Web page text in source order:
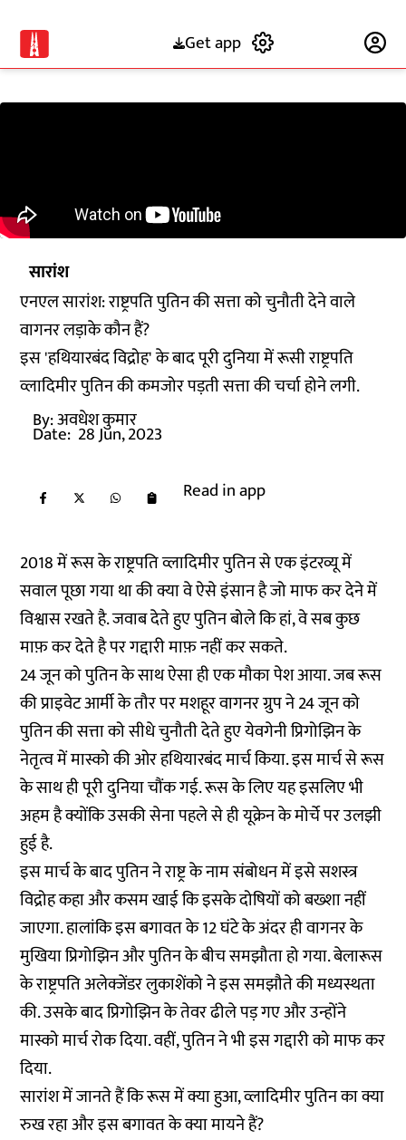
Get app
सारांश
एनएल सारांश: राष्ट्रपति पुतिन की सत्ता को चुनौती देने वाले
वागनर लड़ाके कौन हैं?
इस 'हथियारबंद विद्रोह' के बाद पूरी दुनिया में रूसी राष्ट्रपति
व्लादिमीर पुतिन की कमजोर पड़ती सत्ता की चर्चा होने लगी.
By:अवधेश कुमार
Date: 28 Jun, 2023
Read in app
2018 में रूस के राष्ट्रपति व्लादिमीर पुतिन से एक इंटरव्यू में
सवाल पूछा गया था की क्या वे ऐसे इंसान है जो माफ कर देने में
विश्वास रखते है. जवाब देते हुए पुतिन बोले कि हां, वे सब कुछ
माफ़ कर देते है पर गद्दारी माफ़ नहीं कर सकते.
24 जून को पुतिन के साथ ऐसा ही एक मौका पेश आया. जब रूस
की प्राइवेट आर्मी के तौर पर मशहूर वागनर ग्रुप ने 24 जून को
पुतिन की सत्ता को सीधे चुनौती देते हुए येवगेनी प्रिगोझिन के
नेतृत्व में मास्को की ओर हथियारबंद मार्च किया. इस मार्च से रूस
के साथ ही पूरी दुनिया चौंक गई. रूस के लिए यह इसलिए भी
अहम है क्योंकि उसकी सेना पहले से ही यूक्रेन के मोर्चे पर उलझी
हुई है.
इस मार्च के बाद पुतिन ने राष्ट्र के नाम संबोधन में इसे सशस्त्र
विद्रोह कहा और कसम खाई कि इसके दोषियों को बख्शा नहीं
जाएगा. हालांकि इस बगावत के 12 घंटे के अंदर ही वागनर के
मुखिया प्रिगोझिन और पुतिन के बीच समझौता हो गया. बेलारूस
के राष्ट्रपति अलेक्जेंडर लुकाशेंको ने इस समझौते की मध्यस्थता
की. उसके बाद प्रिगोझिन के तेवर ढीले पड़ गए और उन्होंने
मास्को मार्च रोक दिया. वहीं, पुतिन ने भी इस गद्दारी को माफ कर
दिया.
सारांश में जानते हैं कि रूस में क्या हुआ, व्लादिमीर पुतिन का क्या
रुख रहा और इस बगावत के क्या मायने हैं?